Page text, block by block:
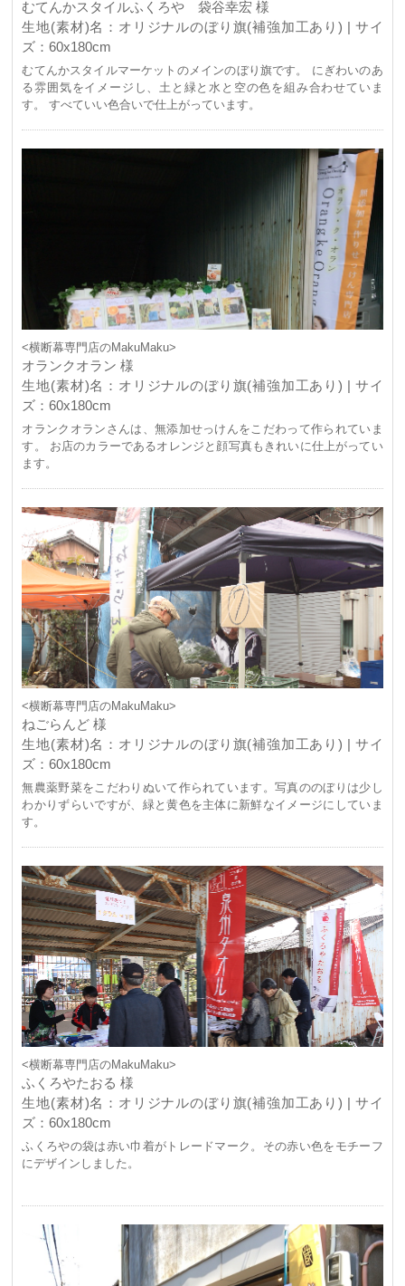
むてんかスタイルふくろや 袋谷幸宏 様
生地(素材)名：オリジナルのぼり旗(補強加工あり) | サイ
ズ：60x180cm
むてんかスタイルマーケットのメインのぼり旗です。 にぎわいのあ
る雰囲気をイメージし、土と緑と水と空の色を組み合わせていま
す。 すべていい色合いで仕上がっています。
<横断幕専門店のMakuMaku>
オランクオラン 様
生地(素材)名：オリジナルのぼり旗(補強加工あり) | サイ
ズ：60x180cm
オランクオランさんは、無添加せっけんをこだわって作られていま
す。 お店のカラーであるオレンジと顔写真もきれいに仕上がってい
ます。
<横断幕専門店のMakuMaku>
ねごらんど 様
生地(素材)名：オリジナルのぼり旗(補強加工あり) | サイ
ズ：60x180cm
無農薬野菜をこだわりぬいて作られています。写真ののぼりは少し
わかりずらいですが、緑と黄色を主体に新鮮なイメージにしていま
す。
<横断幕専門店のMakuMaku>
ふくろやたおる 様
生地(素材)名：オリジナルのぼり旗(補強加工あり) | サイ
ズ：60x180cm
ふくろやの袋は赤い巾着がトレードマーク。その赤い色をモチーフ
にデザインしました。